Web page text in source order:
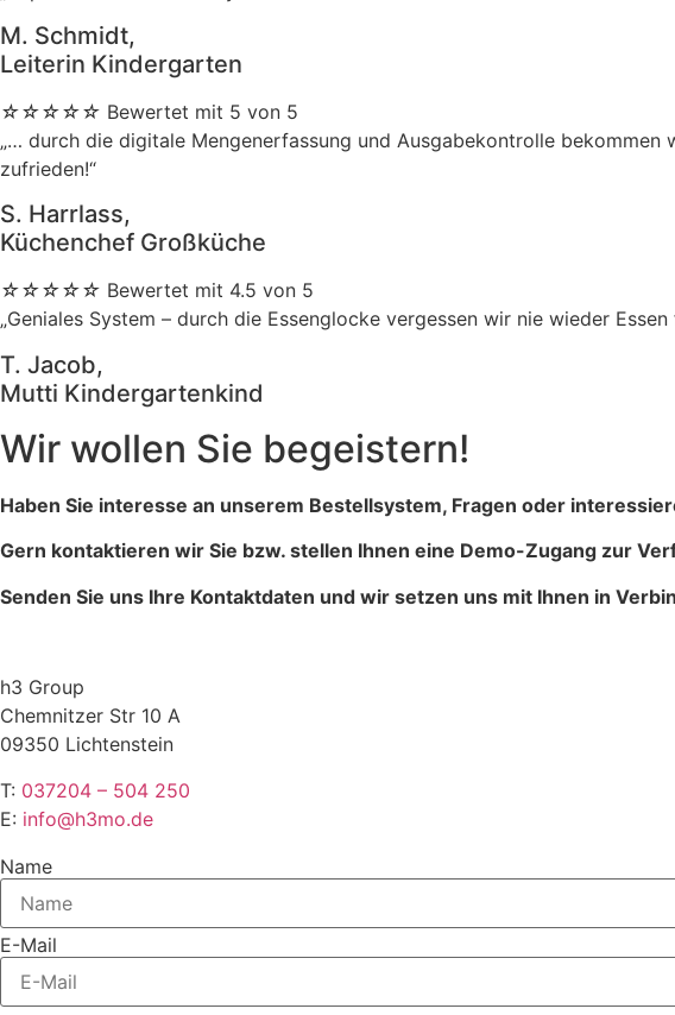
M. Schmidt,
Leiterin Kindergarten
☆☆☆☆☆ Bewertet mit 5 von 5
„… durch die digitale Mengenerfassung und Ausgabekontrolle
zufrieden!“
S. Harrlass,
Küchenchef Großküche
☆☆☆☆☆ Bewertet mit 4.5 von 5
„Geniales System – durch die Essenglocke vergessen wir nie wieder
T. Jacob,
Mutti Kindergartenkind
Wir wollen Sie begeistern!
Haben Sie interesse an unserem Bestellsystem, Fragen oder
Gern kontaktieren wir Sie bzw. stellen Ihnen eine Demo-Zugang zur
Senden Sie uns Ihre Kontaktdaten und wir setzen uns mit Ihnen in
h3 Group
Chemnitzer Str 10 A
09350 Lichtenstein
T: 037204 – 504 250
E: info@h3mo.de
Name
E-Mail